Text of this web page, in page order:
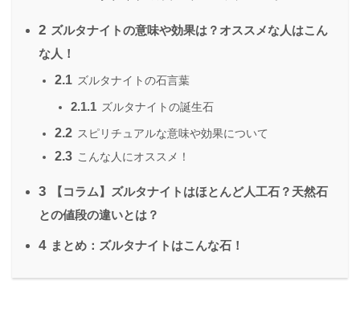
2 ズルタナイトの意味や効果は？オススメな人はこん
な人！
2.1 ズルタナイトの石言葉
2.1.1 ズルタナイトの誕生石
2.2 スピリチュアルな意味や効果について
2.3 こんな人にオススメ！
3
【コラム】ズルタナイトはほとんど人工石？天然石
との値段の違いとは？
4 まとめ：ズルタナイトはこんな石！